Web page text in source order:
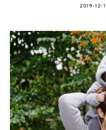
POSTED
2019-12-